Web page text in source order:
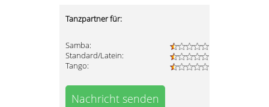
Tanzpartner für:
Samba:
Standard/Latein:
Tango:
Nachricht senden